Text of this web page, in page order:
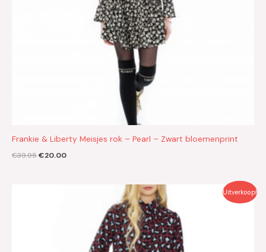
Frankie & Liberty Meisjes rok – Pearl – Zwart bloemenprint
€39.95€20.00
Uitverkoop!